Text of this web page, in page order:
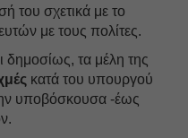
του σχετικά με το
με τους πολίτες.
δημοσίως, τα μέλη της
κατά του υπουργού
υποβόσκουσα -έως